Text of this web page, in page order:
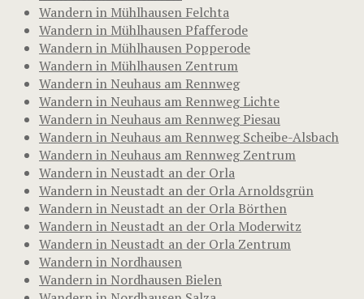
Wandern in Mühlhausen Felchta
Wandern in Mühlhausen Pfafferode
Wandern in Mühlhausen Popperode
Wandern in Mühlhausen Zentrum
Wandern in Neuhaus am Rennweg
Wandern in Neuhaus am Rennweg Lichte
Wandern in Neuhaus am Rennweg Piesau
Wandern in Neuhaus am Rennweg Scheibe-Alsbach
Wandern in Neuhaus am Rennweg Zentrum
Wandern in Neustadt an der Orla
Wandern in Neustadt an der Orla Arnoldsgrün
Wandern in Neustadt an der Orla Börthen
Wandern in Neustadt an der Orla Moderwitz
Wandern in Neustadt an der Orla Zentrum
Wandern in Nordhausen
Wandern in Nordhausen Bielen